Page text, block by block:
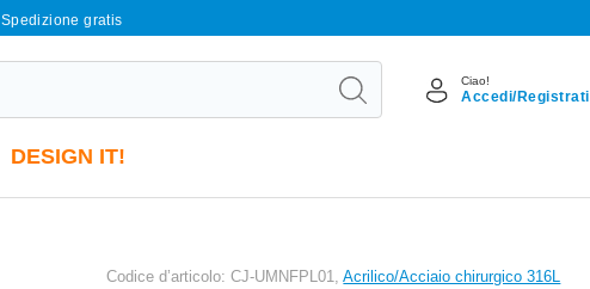
Spedizione gratis
Ciao!
Accedi/Registrati
DESIGN IT!
Codice d’articolo: CJ-UMNFPL01,Acrilico/Acciaio chirurgico 316L